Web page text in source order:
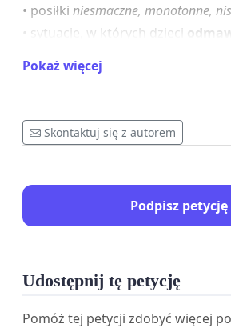
• posiłki niesmaczne, monotonne,
• sytuacje, w których dzieci
• komentarze personelu
• brak poprawy jakości mimo
zgłoszeń.
kwestionowała ich liczbę ("więcej
wydawanych obiadów") co
Pokaż więcej
Skontaktuj się z autorem
Podpisz petycję
Udostępnij tę petycję
Pomóż tej petycji zdobyć więcej